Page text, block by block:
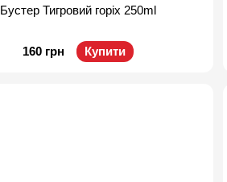
Бустер Тигровий горіх 250ml
160 грн Купити